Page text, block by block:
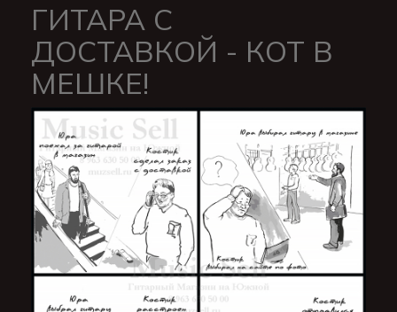
ГИТАРА С
ДОСТАВКОЙ - КОТ В
МЕШКЕ!